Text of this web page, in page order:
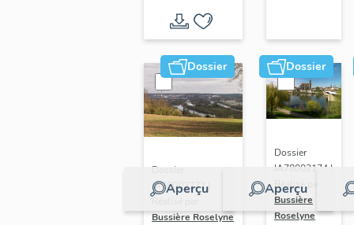
Dossier
Aperçu
Dossier
IA78002272 |
Bussière Roselyne
Dossier
Aperçu
Dossier
IA78002174 |
Réalisé par
Bussière
Roselyne